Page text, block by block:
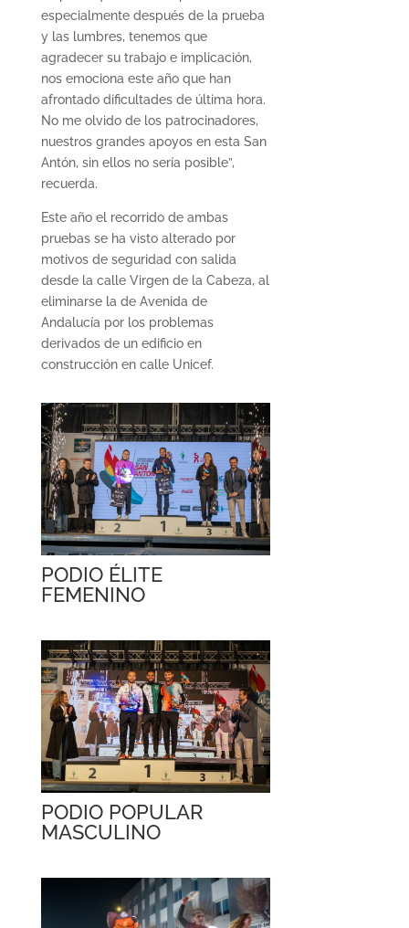
especialmente después de la prueba
y las lumbres, tenemos que
agradecer su trabajo e implicación,
nos emociona este año que han
afrontado dificultades de última hora.
No me olvido de los patrocinadores,
nuestros grandes apoyos en esta San
Antón, sin ellos no sería posible”,
recuerda.
Este año el recorrido de ambas
pruebas se ha visto alterado por
motivos de seguridad con salida
desde la calle Virgen de la Cabeza, al
eliminarse la de Avenida de
Andalucía por los problemas
derivados de un edificio en
construcción en calle Unicef.
PODIO ÉLITE
FEMENINO
PODIO POPULAR
MASCULINO